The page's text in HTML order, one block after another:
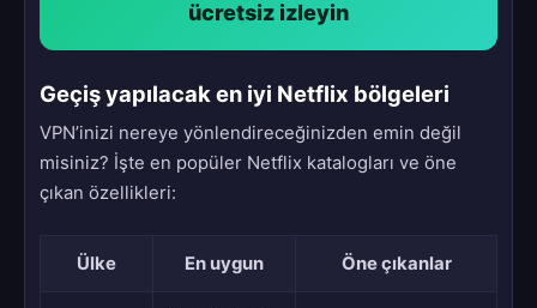
ücretsiz izleyin
Geçiş yapılacak en iyi Netflix bölgeleri
VPN’inizi nereye yönlendireceğinizden emin değil
misiniz? İşte en popüler Netflix katalogları ve öne
çıkan özellikleri:
Ülke En uygun Öne çıkanlar